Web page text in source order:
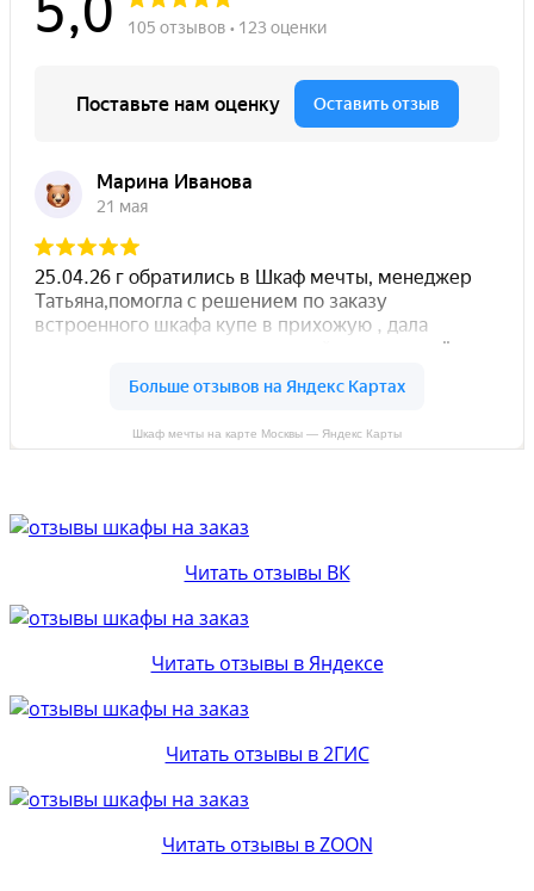
Шкаф мечты на карте Москвы — Яндекс Карты
Читать отзывы ВК
Читать отзывы в Яндексе
Читать отзывы в 2ГИС
Читать отзывы в ZOON